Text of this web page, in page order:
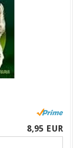
8,95 EUR